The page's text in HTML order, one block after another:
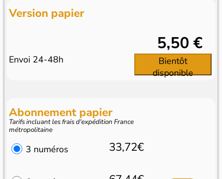
Version papier
Envoi 24-48h
5,50 €
Bientôt
disponible
Abonnement papier
Tarifs incluant les frais d'expédition France
métropolitaine
3 numéros 33,72€